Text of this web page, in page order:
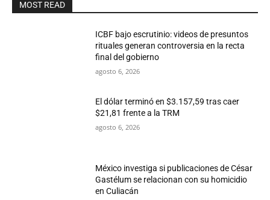
MOST READ
ICBF bajo escrutinio: videos de presuntos
rituales generan controversia en la recta
final del gobierno
agosto 6, 2026
El dólar terminó en $3.157,59 tras caer
$21,81 frente a la TRM
agosto 6, 2026
México investiga si publicaciones de César
Gastélum se relacionan con su homicidio
en Culiacán